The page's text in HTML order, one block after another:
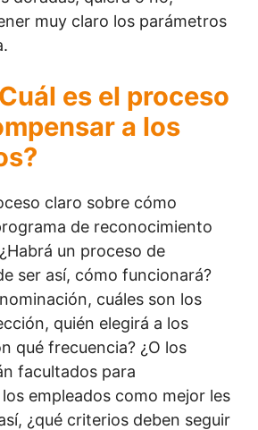
muy claro los parámetros
es el proceso
a los
claro sobre cómo
de reconocimiento
un proceso de
ser así, cómo funcionará?
cuáles son los
quién elegirá a los
qué frecuencia? ¿O los
facultados para
empleados como mejor les
¿qué criterios deben seguir